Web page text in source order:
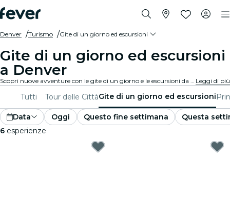
Denver Turismo Gite di un giorno ed escursioni
Gite di un giorno ed escursioni
a Denver
Scopri nuove avventure con le gite di un giorno e le escursioni da Denver. Esplora le attrazioni vicine, i paesaggi mozzafiato e i siti culturali insieme a delle guide esperte. Una giornata di esplorazione e scoperta, perfetta per chi vuole vivere il meglio della regione. Leggi di più
Tutti Tour delle CittàGite di un giorno ed escursioni
Data Oggi Questo fine settimana
Questa
6 esperienze